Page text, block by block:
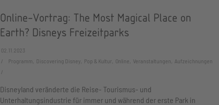
Online-Vortrag: The Most Magical Place on
Earth? Disneys Freizeitparks
02.11.2023
Programm, Discovering Disney, Pop & Kultur, Online, Veranstaltungen, Aufzeichnungen
Disneyland veränderte die Reise- Tourismus- und
Unterhaltungsindustrie für immer und während der erste Park in